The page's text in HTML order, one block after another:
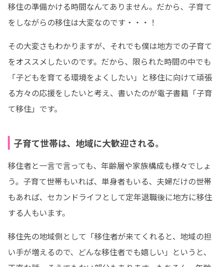
移住の準備かける時間なんてありません。だから、子育て
をしながらの移住は大変なのです・・・！
その大変さもわかりますが、それでも僕は地方での子育て
をオススメしたいのです。だから、限られた時間の中でも
「子どもを育てる環境をよくしたい」と移住に向けて頑張
る方々の応援をしたいと考え、書いたのが電子書籍「子育
て移住」です。
子育て世帯は、地域に大歓迎される。
移住者と一言で言っても、年齢層や家族構成も様々でしょ
う。子育て世帯もいれば、単身者もいる、夫婦だけの世帯
もあれば、セカンドライフとして定年退職後に地方に移住
する人もいます。
移住先の地域側として「移住者が来てくれると、地域の担
い手が増えるので、どんな移住者でも嬉しい」というと、